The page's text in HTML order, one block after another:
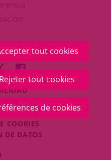
tout cookies
Rejeter tout cookies
de cookies
una
ventana
nueva.
externa.
ENLACE
A
UNA
APLICACIÓN
EXTERNA.
ENLACE
A
UNA
APLICACIÓN
EXTERNA.
LEGALES
COOKIES
DE DATOS
Iniciar